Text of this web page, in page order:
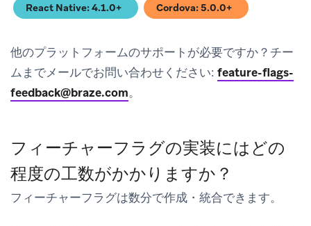
React Native: 4.1.0+
(opens in new tab) Cordova: 5.0.0+
(opens in new tab)
他のプラットフォームのサポートが必要ですか？チー
ムまでメールでお問い合わせください: feature-flags-
feedback@braze.com。
フィーチャーフラグの実装にはどの
程度の工数がかかりますか？
フィーチャーフラグは数分で作成・統合できます。